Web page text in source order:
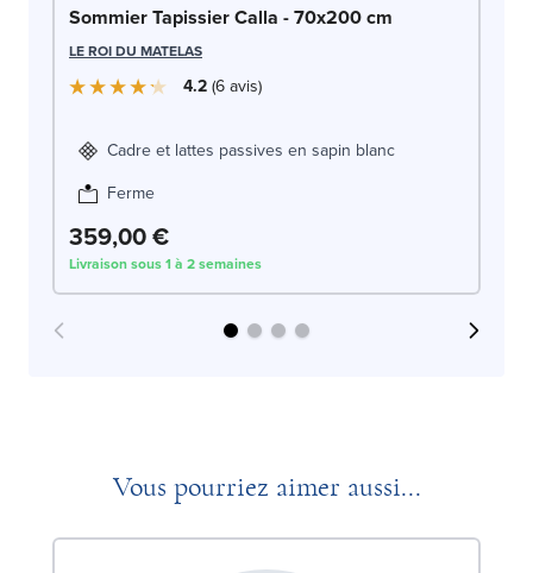
Sommier Tapissier Calla - 70x200 cm
LE ROI DU MATELAS
4.2 6avis
Cadre et lattes passives en sapin blanc
Ferme
359,00 €
Livraison sous 1 à 2 semaines
Vous pourriez aimer aussi...